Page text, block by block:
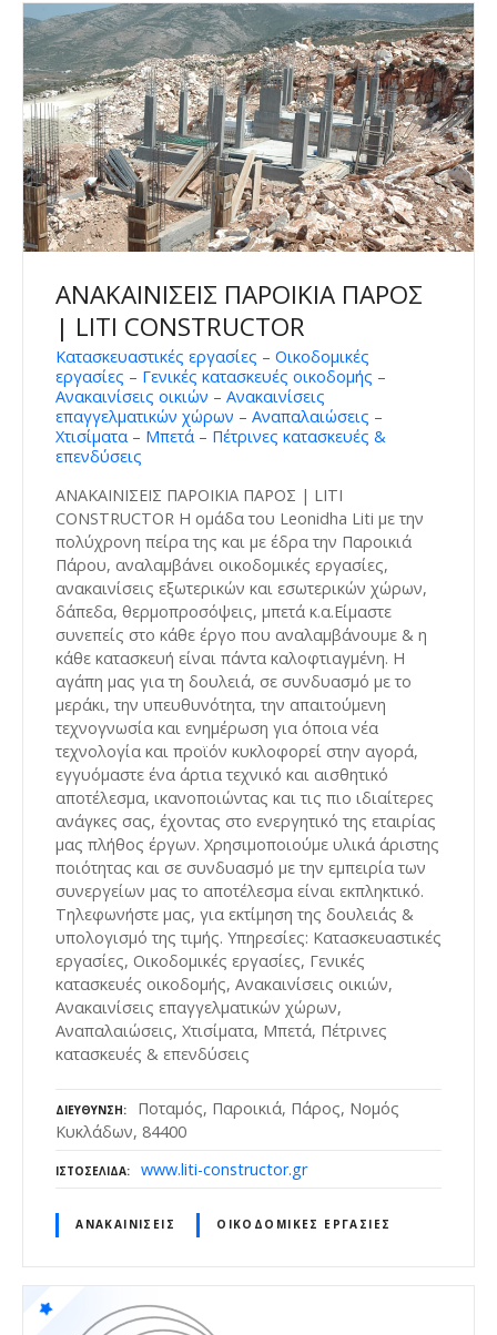
ΑΝΑΚΑΙΝΙΣΕΙΣ ΠΑΡΟΙΚΙΑ ΠΑΡΟΣ
| LITI CONSTRUCTOR
Κατασκευαστικές εργασίες – Οικοδομικές
εργασίες – Γενικές κατασκευές οικοδομής –
Ανακαινίσεις οικιών – Ανακαινίσεις
επαγγελματικών χώρων – Αναπαλαιώσεις –
Χτισίματα – Μπετά – Πέτρινες κατασκευές &
επενδύσεις
ΑΝΑΚΑΙΝΙΣΕΙΣ ΠΑΡΟΙΚΙΑ ΠΑΡΟΣ | LITI
CONSTRUCTOR Η ομάδα του Leonidha Liti με την
πολύχρονη πείρα της και με έδρα την Παροικιά
Πάρου, αναλαμβάνει οικοδομικές εργασίες,
ανακαινίσεις εξωτερικών και εσωτερικών χώρων,
δάπεδα, θερμοπροσόψεις, μπετά κ.α.Είμαστε
συνεπείς στο κάθε έργο που αναλαμβάνουμε & η
κάθε κατασκευή είναι πάντα καλοφτιαγμένη. Η
αγάπη μας για τη δουλειά, σε συνδυασμό με το
μεράκι, την υπευθυνότητα, την απαιτούμενη
τεχνογνωσία και ενημέρωση για όποια νέα
τεχνολογία και προϊόν κυκλοφορεί στην αγορά,
εγγυόμαστε ένα άρτια τεχνικό και αισθητικό
αποτέλεσμα, ικανοποιώντας και τις πιο ιδιαίτερες
ανάγκες σας, έχοντας στο ενεργητικό της εταιρίας
μας πλήθος έργων. Χρησιμοποιούμε υλικά άριστης
ποιότητας και σε συνδυασμό με την εμπειρία των
συνεργείων μας το αποτέλεσμα είναι εκπληκτικό.
Τηλεφωνήστε μας, για εκτίμηση της δουλειάς &
υπολογισμό της τιμής. Υπηρεσίες: Κατασκευαστικές
εργασίες, Οικοδομικές εργασίες, Γενικές
κατασκευές οικοδομής, Ανακαινίσεις οικιών,
Ανακαινίσεις επαγγελματικών χώρων,
Αναπαλαιώσεις, Χτισίματα, Μπετά, Πέτρινες
κατασκευές & επενδύσεις
ΔΙΕΎΘΥΝΣΗ
Ποταμός, Παροικιά, Πάρος, Νομός
Κυκλάδων, 84400
ΙΣΤΟΣΕΛΊΔΑ www.liti-constructor.gr
ΑΝΑΚΑΙΝΊΣΕΙΣ ΟΙΚΟΔΟΜΙΚΈΣ ΕΡΓΑΣΊΕΣ